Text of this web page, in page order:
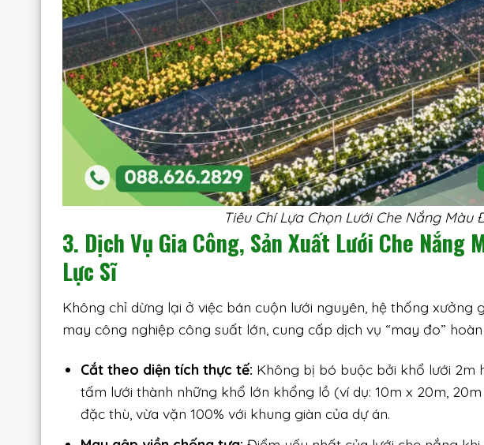
Tiêu Chí Lựa Chọn Lưới Che Nắng Màu
3. Dịch Vụ Gia Công, Sản Xuất Lưới Che Nắng
Lực Sĩ
Không chỉ dừng lại ở việc bán cuộn lưới nguyên, hệ thống xưởng
may công nghiệp công suất lớn, cung cấp dịch vụ “may đo”
Cắt theo diện tích thực tế: Không bị bó buộc bởi khổ lưới 2m
tấm lưới thành những khổ lớn khổng lồ (ví dụ: 10m x 20m,
đặc thù, vừa vặn 100% với khung giàn của dự án.